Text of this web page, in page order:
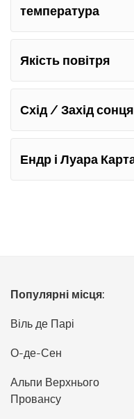
температура
Якість повітря
Схід / Захід сонця
Ендр і Луара
Популярні місця:
Віль де Парі
О-де-Сен
Альпи Верхнього
Провансу